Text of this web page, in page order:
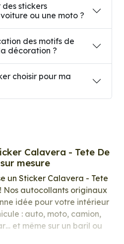
stickers
ou une moto ?
des motifs de
décoration ?
choisir pour ma
Calavera - Tete De
mesure
un Sticker Calavera - Tete
Nos autocollants originaux
idée pour votre intérieur
: auto, moto, camion,
et même sur un baril ou